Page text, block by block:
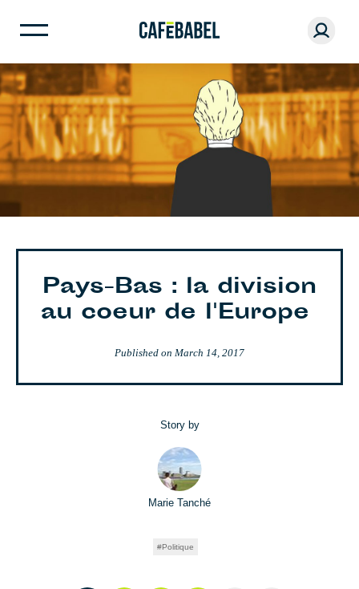
Pays-Bas : la division
au coeur de l'Europe
Published on March 14, 2017
Story by
Marie Tanché
Politique